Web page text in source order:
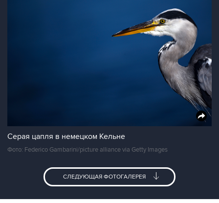
Серая цапля в немецком Кельне
Фото: Federico Gambarini/picture alliance via Getty Images
СЛЕДУЮЩАЯ ФОТОГАЛЕРЕЯ